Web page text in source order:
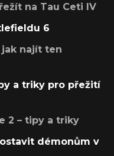
na Tau Ceti IV
6
najít ten
a triky pro přežití
2 – tipy a triky
démonům v